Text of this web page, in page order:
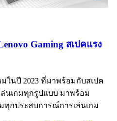
Gaming สเปคแรง
ม่ในปี 2023 ที่มาพร้อมกับสเปค
ล่นเกมทุกรูปแบบ มาพร้อม
กประสบการณ์การเล่นเกม